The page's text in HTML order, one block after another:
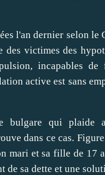
l'an dernier selon le
victimes des
incapables de
active est sans
bulgare qui plaide
dans ce cas.
mari et sa fille de 17
de sa dette et une